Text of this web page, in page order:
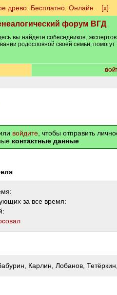
древо. Бесплатно. Онлайн. [х]
форум ВГД
вы найдете собеседников,
родословной своей семьи,
войдите , чтобы отправить
контактные данные
за все время:
Карлин, Лобанов,